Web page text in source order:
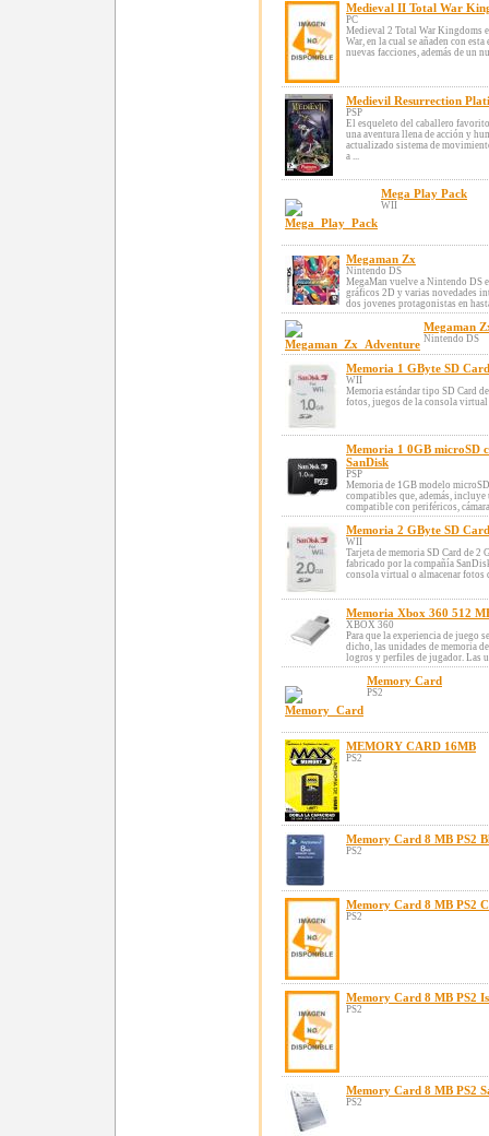
Medieval II Total War
PC
Medieval 2 Total War Kingdoms
War, en la cual se añaden con
nuevas facciones, además de un
Medievil Resurrection
PSP
El esqueleto del caballero
una aventura llena de acción y
actualizado sistema de
a ...
Mega Play Pack
WII
Megaman Zx
Nintendo DS
MegaMan vuelve a Nintendo DS
gráficos 2D y varias novedades
dos jovenes protagonistas en
Megaman
Nintendo DS
Memoria 1 GByte SD
WII
Memoria estándar tipo SD Card
fotos, juegos de la consola
Memoria 1 0GB microSD
SanDisk
PSP
Memoria de 1GB modelo
compatibles que, además, incluye
compatible con periféricos,
Memoria 2 GByte SD
WII
Tarjeta de memoria SD Card de
fabricado por la compañía
consola virtual o almacenar fotos
Memoria Xbox 360 512
XBOX 360
Para que la experiencia de juego
dicho, las unidades de memoria
logros y perfiles de jugador. Las
Memory Card
PS2
MEMORY CARD 16MB
PS2
Memory Card 8 MB PS2
PS2
Memory Card 8 MB PS2
PS2
Memory Card 8 MB PS2
PS2
Memory Card 8 MB PS2
PS2